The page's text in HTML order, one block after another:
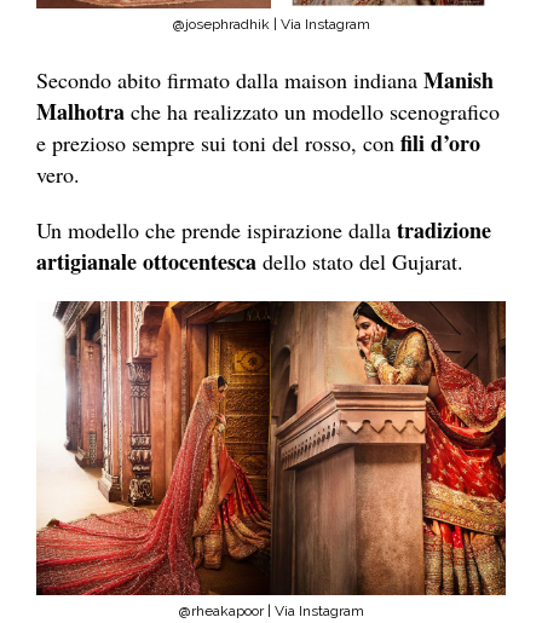
@josephradhik | Via Instagram
Secondo abito firmato dalla maison indiana Manish
Malhotra che ha realizzato un modello scenografico
e prezioso sempre sui toni del rosso, con fili d’oro
vero.
Un modello che prende ispirazione dalla tradizione
artigianale ottocentesca dello stato del Gujarat.
@rheakapoor | Via Instagram